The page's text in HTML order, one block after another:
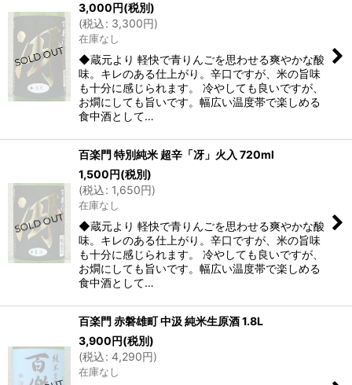
3,000円(税別)
(税込: 3,300円)
在庫なし
◆蔵元より 軽快で青りんごを思わせる爽やかな酸
味。キレのある仕上がり。辛口ですが、米の旨味
も十分に感じられます。 冷やしても良いですが、
お燗にしても旨いです。幅広い温度帯で楽しめる
食中酒として…
百楽門 特別純米 超辛「冴」火入 720ml
1,500円(税別)
(税込: 1,650円)
在庫なし
◆蔵元より 軽快で青りんごを思わせる爽やかな酸
味。キレのある仕上がり。辛口ですが、米の旨味
も十分に感じられます。 冷やしても良いですが、
お燗にしても旨いです。幅広い温度帯で楽しめる
食中酒として…
百楽門 赤磐雄町 中汲 純米生原酒 1.8L
3,900円(税別)
(税込: 4,290円)
在庫なし